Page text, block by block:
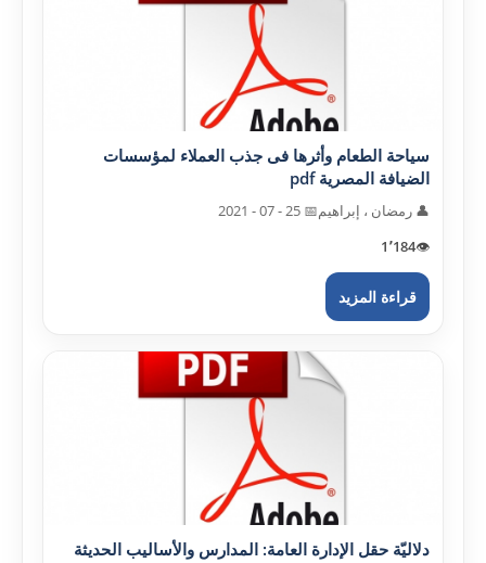
سياحة الطعام وأثرها فى جذب العملاء لمؤسسات
الضيافة المصرية pdf
👤 رمضان ، إبراهيم📅 25 - 07 - 2021
👁️1٬184
قراءة المزيد
دلاليّة حقل الإدارة العامة: المدارس والأساليب الحديثة